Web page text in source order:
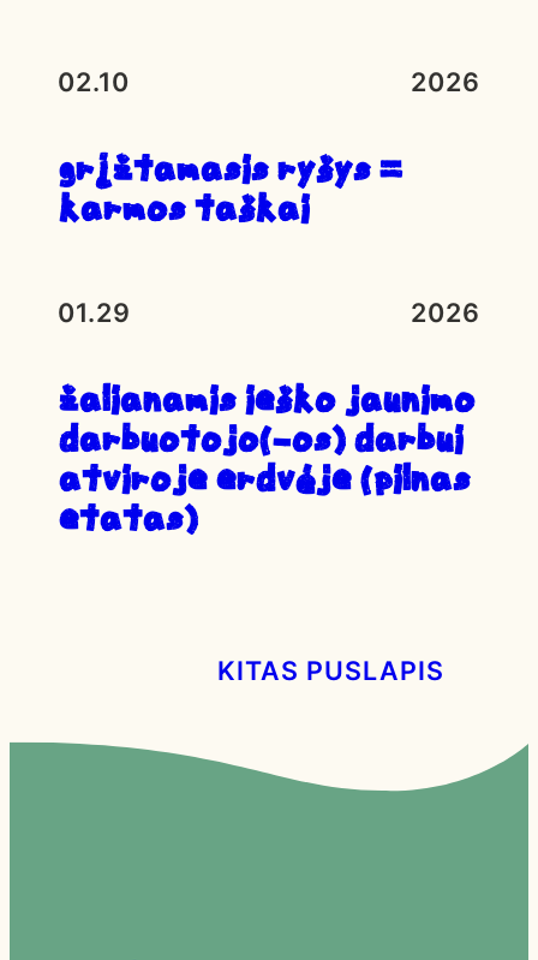
02.10 2026
Grįžtamasis ryšys =
karmos taškai
01.29 2026
ŽALIANAMIS IEŠKO JAUNIMO
DARBUOTOJO(-OS) DARBUI
ATVIROJE ERDVĖJE (PILNAS
ETATAS)
KITAS PUSLAPIS